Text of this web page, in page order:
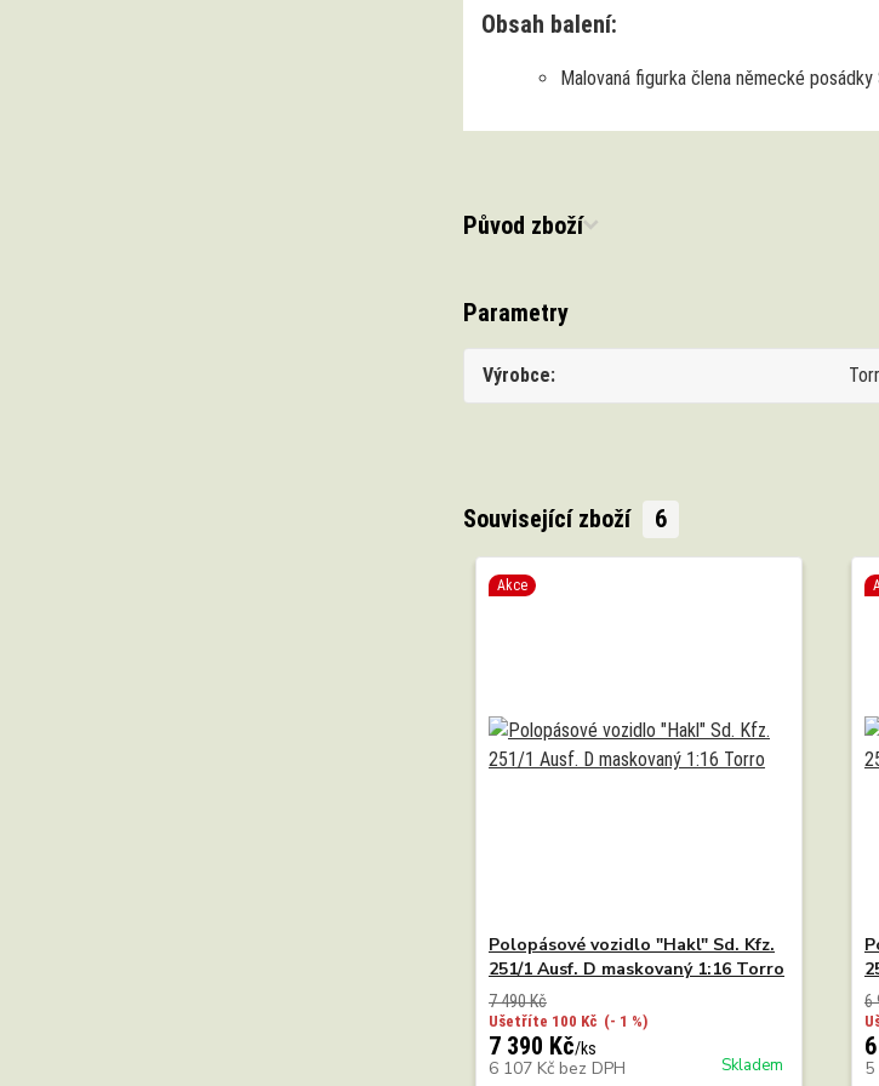
Obsah balení:
Malovaná figurka člena německé
Původ zboží
Parametry
Výrobce
Související zboží 6
Akce
Polopásové vozidlo "Hakl" Sd. Kfz.
251/1 Ausf. D maskovaný 1:16 Torro
7 490 Kč
Ušetříte 100 Kč (- 1 %)
7 390 Kč/ks
6 107 Kč bez DPH Skladem
6
5